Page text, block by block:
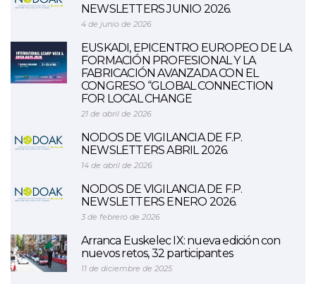
NEWSLETTERS JUNIO 2026.
4 de junio de 2026
EUSKADI, EPICENTRO EUROPEO DE LA
FORMACIÓN PROFESIONAL Y LA
FABRICACIÓN AVANZADA CON EL
CONGRESO “GLOBAL CONNECTION
FOR LOCAL CHANGE
21 de abril de 2026
NODOS DE VIGILANCIA DE F.P.
NEWSLETTERS ABRIL 2026.
14 de abril de 2026
NODOS DE VIGILANCIA DE F.P.
NEWSLETTERS ENERO 2026.
3 de febrero de 2026
Arranca Euskelec IX: nueva edición con
nuevos retos, 32 participantes
11 de diciembre de 2025